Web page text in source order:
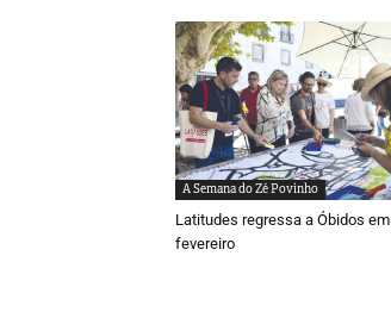
A Semana do Zé Povinho
Latitudes regressa a Óbidos em
fevereiro